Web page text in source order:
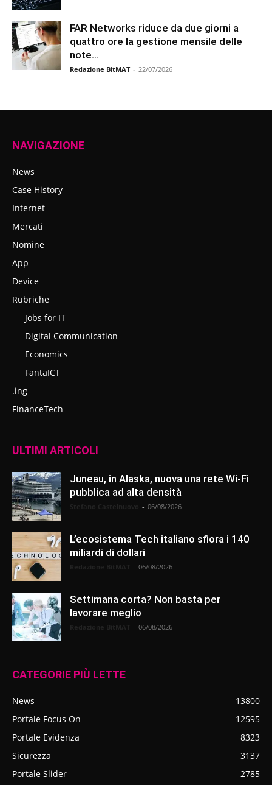
FAR Networks riduce da due giorni a
quattro ore la gestione mensile delle
note...
Redazione BitMAT - 22/07/2026
NAVIGAZIONE
News
Case History
Internet
Mercati
Nomine
App
Device
Rubriche
Jobs for IT
Digital Communication
Economics
FantaICT
.ing
FinanceTech
ULTIMI ARTICOLI
Juneau, in Alaska, nuova una rete Wi-Fi
pubblica ad alta densità
- 06/08/2026
L’ecosistema Tech italiano sfiora i 140
miliardi di dollari
- 06/08/2026
Settimana corta? Non basta per
lavorare meglio
- 06/08/2026
CATEGORIE PIÙ LETTE
News
13800
Portale Focus On
12595
Portale Evidenza
8323
Sicurezza
3137
Portale Slider
2785